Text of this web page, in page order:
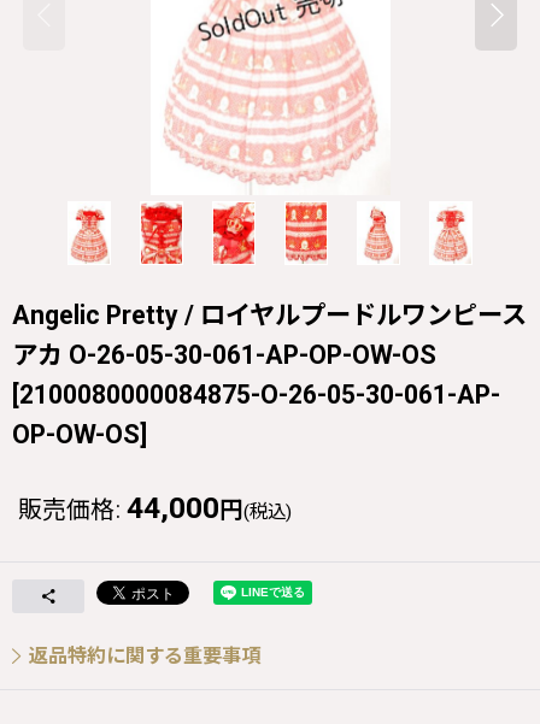
Angelic Pretty / ロイヤルプードルワンピース
アカ O-26-05-30-061-AP-OP-OW-OS
[2100080000084875-O-26-05-30-061-AP-
OP-OW-OS]
販売価格: 44,000 円 (税込)
返品特約に関する重要事項